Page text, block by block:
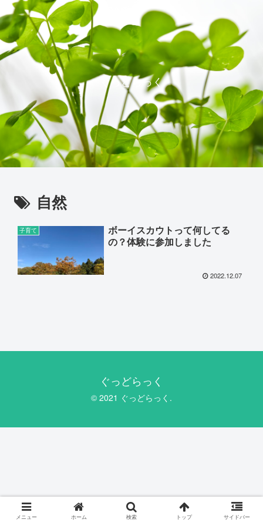
ぐっどらっく
自然
子育て
ボーイスカウトって何してる
の？体験に参加しました
2022.12.07
ぐっどらっく
© 2021 ぐっどらっく.
メニュー ホーム 検索 トップ サイドバー